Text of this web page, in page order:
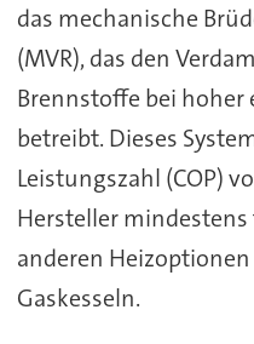
das mechanische
(MVR), das den
Brennstoffe bei hoher
betreibt. Dieses
Leistungszahl (COP)
Hersteller
anderen
Gaskesseln.